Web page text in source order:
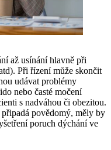
až usínání hlavně při
Při řízení může skončit
udávat problémy
nebo časté močení
s nadváhou či obezitou.
povědomý, měly by
poruch dýchání ve